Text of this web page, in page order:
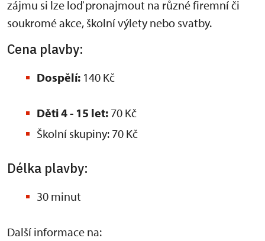
zájmu si lze loď pronajmout na různé firemní či
soukromé akce, školní výlety nebo svatby.
Cena plavby:
Dospělí: 140 Kč
Děti 4 - 15 let: 70 Kč
Školní skupiny: 70 Kč
Délka plavby:
30 minut
Další informace na: